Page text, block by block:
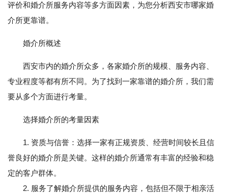
评价和婚介所服务内容等多方面因素，为您分析西安市哪家婚
介所更靠谱。
婚介所概述
西安市内的婚介所众多，各家婚介所的规模、服务内容、
专业程度等都有所不同。为了找到一家靠谱的婚介所，我们需
要从多个方面进行考量。
选择婚介所的考量因素
1. 资质与信誉：选择一家有正规资质、经营时间较长且信
誉良好的婚介所是关键。这样的婚介所通常有丰富的经验和稳
定的客户群体。
2. 服务了解婚介所提供的服务内容，包括但不限于相亲活